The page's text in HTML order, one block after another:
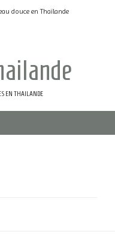
douce en Thaïlande
EN THAILANDE